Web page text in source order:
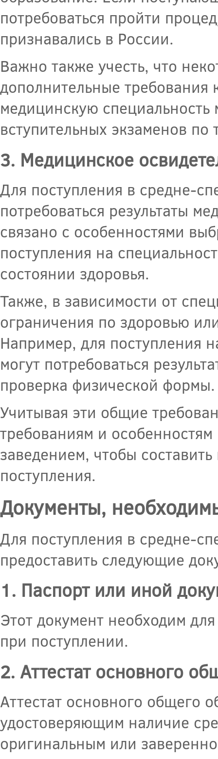
потребоваться пройти
признавались в России.
Важно также учесть, что
дополнительные
медицинскую
вступительных экзаменов
3. Медицинское
Для поступления в средне-
потребоваться результаты
связано с особенностями
поступления на
состоянии здоровья.
Также, в зависимости от
ограничения по здоровью
Например, для поступления
могут потребоваться
проверка физической формы.
Учитывая эти общие
требованиям и
заведением, чтобы
поступления.
Документы,
Для поступления в средне-
предоставить следующие
1. Паспорт или иной
Этот документ необходим
при поступлении.
2. Аттестат основного
Аттестат основного общего
удостоверяющим наличие
оригинальным или